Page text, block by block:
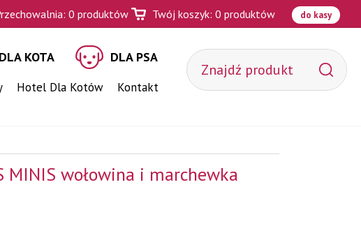
0 produktów Twój koszyk: 0 produktów do kasy
DLA KOTA DLA PSA
Hotel Dla Kotów Kontakt
MINIS wołowina i marchewka